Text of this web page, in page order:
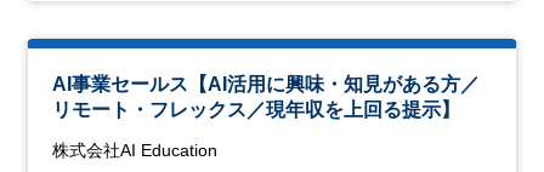
AI事業セールス【AI活用に興味・知見がある方／
リモート・フレックス／現年収を上回る提示】
株式会社AI Education